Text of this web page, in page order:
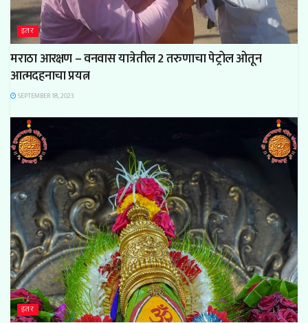
इतर
मराठा आरक्षण – वनवास यात्रेतील 2 तरुणाचा पेट्रोल ओतून
आत्मदहनाचा प्रयत्न
SEPTEMBER 18, 2023
इतर